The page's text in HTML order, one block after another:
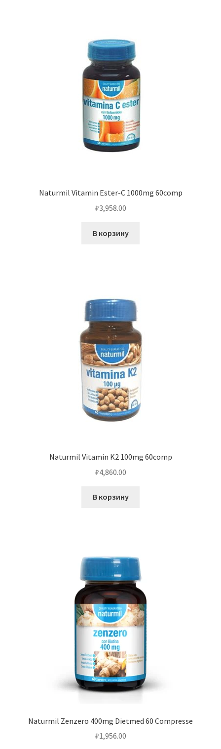
Naturmil Vitamin Ester-C 1000mg 60comp
₽3,958.00
В корзину
Naturmil Vitamin K2 100mg 60comp
₽4,860.00
В корзину
Naturmil Zenzero 400mg Dietmed 60 Compresse
₽1,956.00